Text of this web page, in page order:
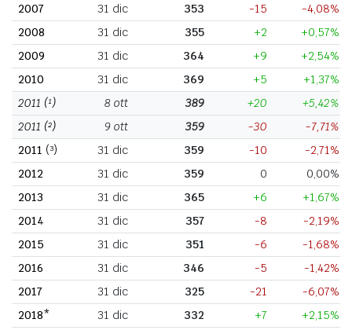
2007
31 dic 353 -15
-4,08%
2008
31 dic 355 +2
+0,57%
2009
31 dic 364 +9
+2,54%
2010
31 dic 369 +5
+1,37%
2011 (¹) 8 ott 389 +20
+5,42%
2011 (²) 9 ott 359 -30
-7,71%
2011 (³) 31 dic 359 -10
-2,71%
2012
31 dic 359 0
0,00%
2013
31 dic 365 +6
+1,67%
2014
31 dic 357 -8
-2,19%
2015
31 dic 351 -6
-1,68%
2016
31 dic 346 -5
-1,42%
2017
31 dic 325 -21
-6,07%
2018*
31 dic 332 +7
+2,15%